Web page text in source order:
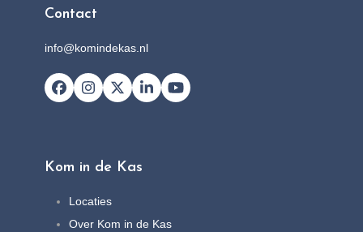
Contact
info@komindekas.nl
Facebook
Instagram
X LinkedInYouTube
Kom in de Kas
Locaties
Over Kom in de Kas